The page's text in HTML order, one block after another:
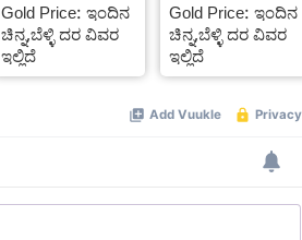
Gold Price: ಇಂದಿನ
ಚಿನ್ನ,ಬೆಳ್ಳಿ ದರ ವಿವರ
ಇಲ್ಲಿದೆ
Gold Price: ಇಂದಿನ
ಚಿನ್ನ,ಬೆಳ್ಳಿ ದರ ವಿವರ
ಇಲ್ಲಿದೆ